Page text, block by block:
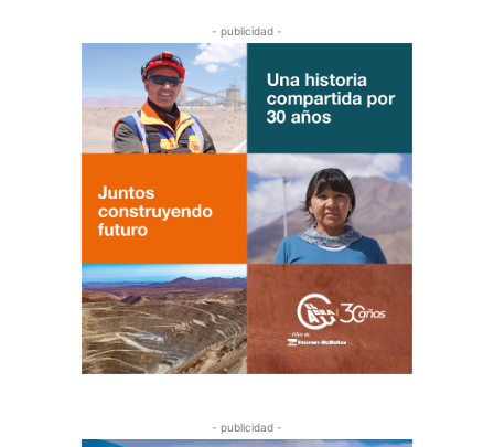
- publicidad -
- publicidad -